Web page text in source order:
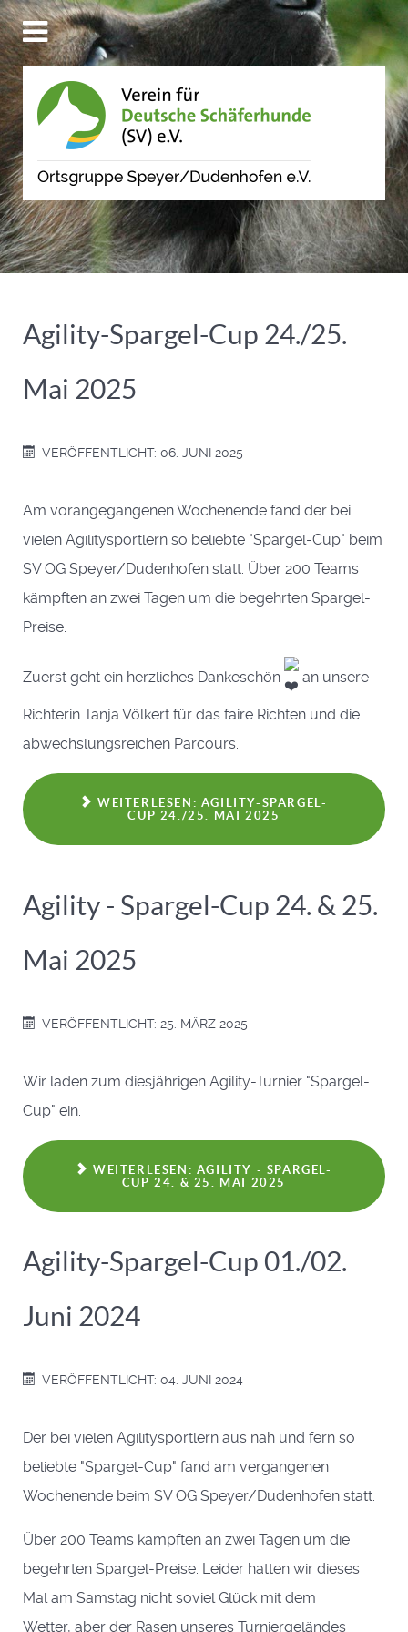
Agility-Spargel-Cup 24./25.
Mai 2025
VERÖFFENTLICHT: 06. JUNI 2025
Am vorangegangenen Wochenende fand der bei
vielen Agilitysportlern so beliebte "Spargel-Cup" beim
SV OG Speyer/Dudenhofen statt. Über 200 Teams
kämpften an zwei Tagen um die begehrten Spargel-
Preise.
Zuerst geht ein herzliches Dankeschön an unsere
Richterin Tanja Völkert für das faire Richten und die
abwechslungsreichen Parcours.
WEITERLESEN: AGILITY-SPARGEL-
CUP 24./25. MAI 2025
Agility - Spargel-Cup 24. & 25.
Mai 2025
VERÖFFENTLICHT: 25. MÄRZ 2025
Wir laden zum diesjährigen Agility-Turnier "Spargel-
Cup" ein.
WEITERLESEN: AGILITY - SPARGEL-
CUP 24. & 25. MAI 2025
Agility-Spargel-Cup 01./02.
Juni 2024
VERÖFFENTLICHT: 04. JUNI 2024
Der bei vielen Agilitysportlern aus nah und fern so
beliebte "Spargel-Cup" fand am vergangenen
Wochenende beim SV OG Speyer/Dudenhofen statt.
Über 200 Teams kämpften an zwei Tagen um die
begehrten Spargel-Preise. Leider hatten wir dieses
Mal am Samstag nicht soviel Glück mit dem
Wetter, aber der Rasen unseres Turniergeländes